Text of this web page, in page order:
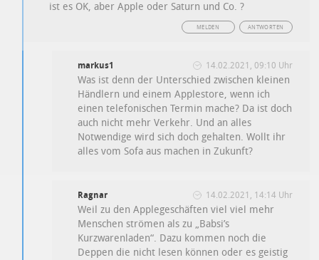
ist es OK, aber Apple oder Saturn und Co. ?
ANTWORTEN
MELDEN
markus1 14.02.2021, 09:10 Uhr
Was ist denn der Unterschied zwischen kleinen
Händlern und einem Applestore, wenn ich
einen telefonischen Termin mache? Da ist doch
auch nicht mehr Verkehr. Und an alles
Notwendige wird sich doch gehalten. Wollt ihr
alles vom Sofa aus machen in Zukunft?
Ragnar 14.02.2021, 14:14 Uhr
Weil zu den Applegeschäften viel viel mehr
Menschen strömen als zu „Babsi’s
Kurzwarenladen“. Dazu kommen noch die
Deppen die nicht lesen können oder es geistig